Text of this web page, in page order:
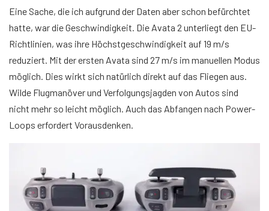
Eine Sache, die ich aufgrund der Daten aber schon befürchtet
hatte, war die Geschwindigkeit. Die Avata 2 unterliegt den EU-
Richtlinien, was ihre Höchstgeschwindigkeit auf 19 m/s
reduziert. Mit der ersten Avata sind 27 m/s im manuellen Modus
möglich. Dies wirkt sich natürlich direkt auf das Fliegen aus.
Wilde Flugmanöver und Verfolgungsjagden von Autos sind
nicht mehr so leicht möglich. Auch das Abfangen nach Power-
Loops erfordert Vorausdenken.